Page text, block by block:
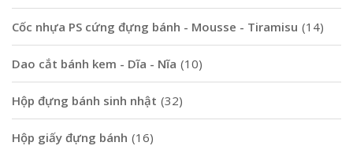
Cốc nhựa PS cứng đựng bánh - Mousse - Tiramisu (14)
Dao cắt bánh kem - Dĩa - Nĩa (10)
Hộp đựng bánh sinh nhật (32)
Hộp giấy đựng bánh (16)